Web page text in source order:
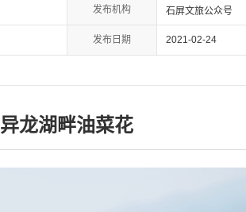
发布机构 石屏文旅公众号
发布日期 2021-02-24
异龙湖畔油菜花